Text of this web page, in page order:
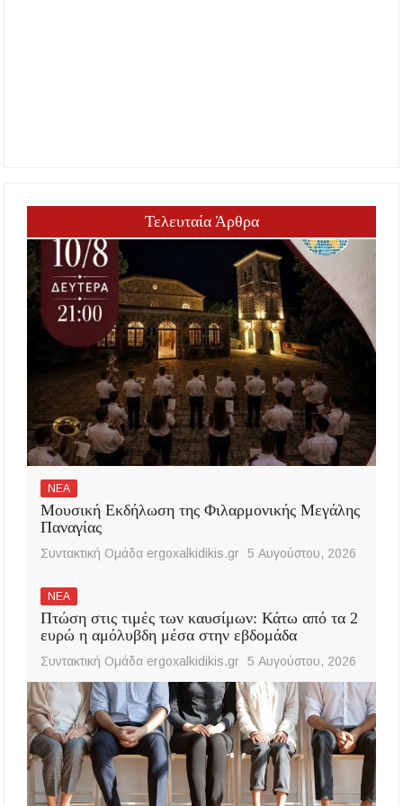
Τελευταία Άρθρα
ΝΕΑ
Μουσική Εκδήλωση της Φιλαρμονικής Μεγάλης
Παναγίας
Συντακτική Ομάδα ergoxalkidikis.gr 5 Αυγούστου, 2026
ΝΕΑ
Πτώση στις τιμές των καυσίμων: Κάτω από τα 2
ευρώ η αμόλυβδη μέσα στην εβδομάδα
Συντακτική Ομάδα ergoxalkidikis.gr 5 Αυγούστου, 2026